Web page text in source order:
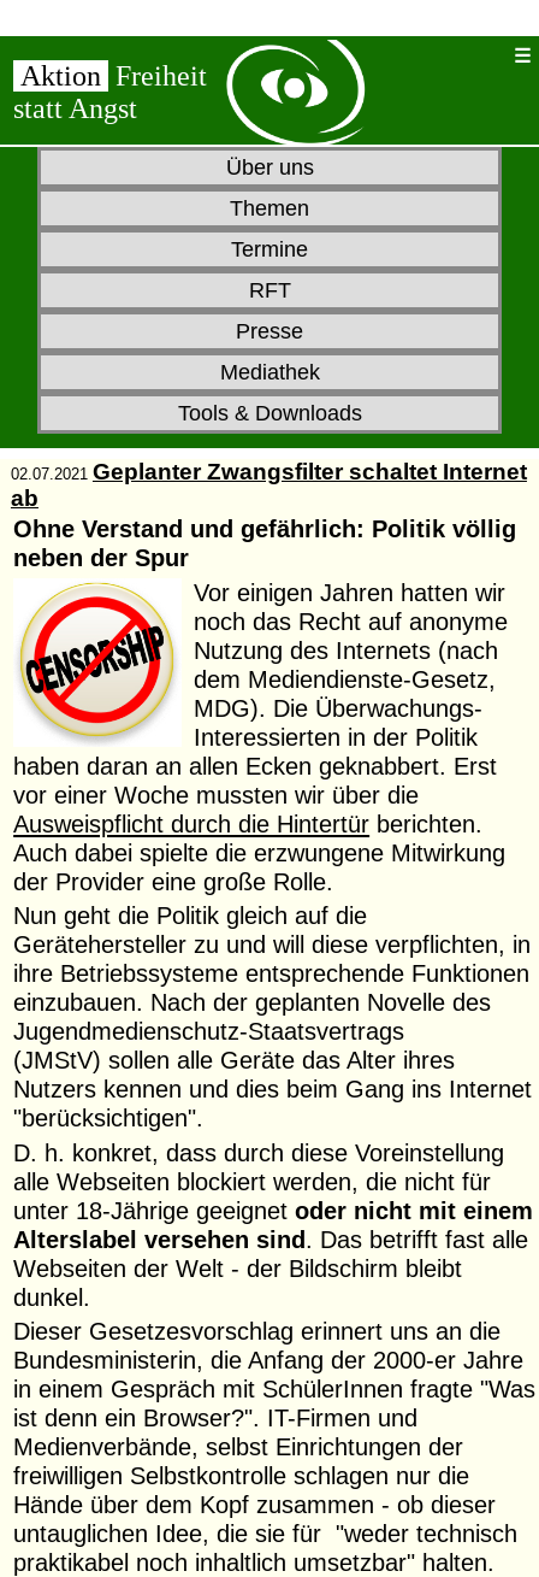
Aktion Freiheit
statt Angst
Über uns
Themen
Termine
RFT
Presse
Mediathek
Tools & Downloads
02.07.2021 Geplanter Zwangsfilter schaltet Internet
ab
Ohne Verstand und gefährlich: Politik völlig
neben der Spur
Vor einigen Jahren hatten wir
noch das Recht auf anonyme
Nutzung des Internets (nach
dem Mediendienste-Gesetz,
MDG). Die Überwachungs-
Interessierten in der Politik
haben daran an allen Ecken geknabbert. Erst
vor einer Woche mussten wir über die
Ausweispflicht durch die Hintertür berichten.
Auch dabei spielte die erzwungene Mitwirkung
der Provider eine große Rolle.
Nun geht die Politik gleich auf die
Gerätehersteller zu und will diese verpflichten, in
ihre Betriebssysteme entsprechende Funktionen
einzubauen. Nach der geplanten Novelle des
Jugendmedienschutz-Staatsvertrags
(JMStV) sollen alle Geräte das Alter ihres
Nutzers kennen und dies beim Gang ins Internet
"berücksichtigen".
D. h. konkret, dass durch diese Voreinstellung
alle Webseiten blockiert werden, die nicht für
unter 18-Jährige geeignetoder nicht mit einem
Alterslabel versehen sind . Das betrifft fast alle
Webseiten der Welt - der Bildschirm bleibt
dunkel.
Dieser Gesetzesvorschlag erinnert uns an die
Bundesministerin, die Anfang der 2000-er Jahre
in einem Gespräch mit SchülerInnen fragte "Was
ist denn ein Browser?". IT-Firmen und
Medienverbände, selbst Einrichtungen der
freiwilligen Selbstkontrolle schlagen nur die
Hände über dem Kopf zusammen - ob dieser
untauglichen Idee, die sie für "weder technisch
praktikabel noch inhaltlich umsetzbar" halten.